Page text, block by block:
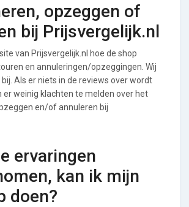
opzeggen of
bij Prijsvergelijk.nl
van Prijsvergelijk.nl hoe de shop
en annuleringen/opzeggingen. Wij
Als er niets in de reviews over wordt
er weinig klachten te melden over het
en/of annuleren bij
ervaringen
kan ik mijn
doen?